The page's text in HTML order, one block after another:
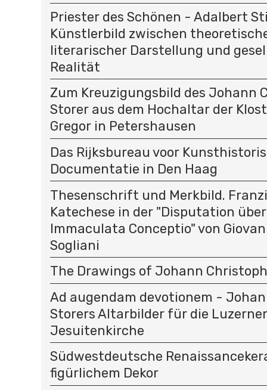
Priester des Schönen - Adalbert
Künstlerbild zwischen
literarischer Darstellung und
Realität
Zum Kreuzigungsbild des Johann
Storer aus dem Hochaltar der
Gregor in Petershausen
Das Rijksbureau voor
Documentatie in Den Haag
Thesenschrift und Merkbild.
Katechese in der "Disputation
Immaculata Conceptio" von
Sogliani
The Drawings of Johann
Ad augendam devotionem -
Storers Altarbilder für die Luzerner
Jesuitenkirche
Südwestdeutsche
figürlichem Dekor